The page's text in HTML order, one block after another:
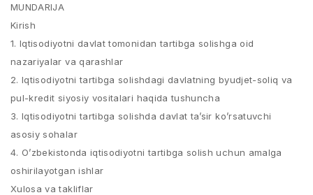
MUNDARIJA
Kirish
1. Iqtisodiyotni davlat tomonidan tartibga solishga oid
nazariyalar va qarashlar
2. Iqtisodiyotni tartibga solishdagi davlatning byudjet-soliq va
pul-kredit siyosiy vositalari haqida tushuncha
3. Iqtisodiyotni tartibga solishda davlat ta’sir ko’rsatuvchi
asosiy sohalar
4. O’zbekistonda iqtisodiyotni tartibga solish uchun amalga
oshirilayotgan ishlar
Xulosa va takliflar